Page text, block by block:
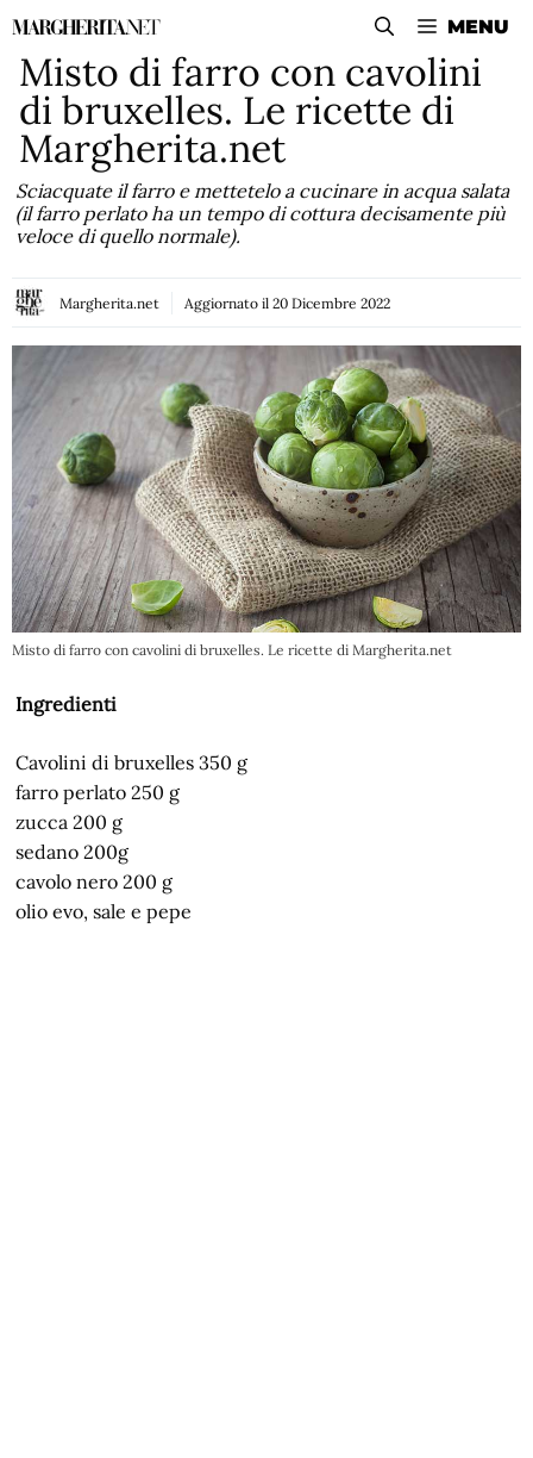
Vai
contenuto
MENU
Misto di farro con cavolini
di bruxelles. Le ricette di
Margherita.net
Sciacquate il farro e mettetelo a cucinare in acqua salata
(il farro perlato ha un tempo di cottura decisamente più
veloce di quello normale).
Margherita.net Aggiornato il 20 Dicembre 2022
Misto di farro con cavolini di bruxelles. Le ricette di Margherita.net
Ingredienti
Cavolini di bruxelles 350 g
farro perlato 250 g
zucca 200 g
sedano 200g
cavolo nero 200 g
olio evo, sale e pepe